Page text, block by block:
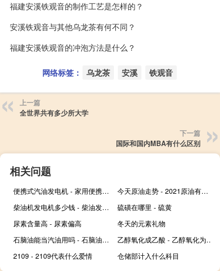
福建安溪铁观音的制作工艺是怎样的？
安溪铁观音与其他乌龙茶有何不同？
福建安溪铁观音的冲泡方法是什么？
网络标签： 乌龙茶 安溪 铁观音
上一篇
全世界共有多少所大学
下一篇
国际和国内MBA有什么区别
相关问题
便携式汽油发电机 - 家用便携式汽油发电机哪个好
今天原油走势 - 2021原油有没有望涨到100
柴油机发电机多少钱 - 柴油发电机组价格
硫磺在哪里 - 硫黄
尿素含量高 - 尿素偏高
冬天的元素礼物
石脑油能当汽油用吗 - 石脑油对汽车的危害
乙醇氧化成乙酸 - 乙醇氧化为乙酸的原理
2109 - 2109代表什么爱情
仓储部计入什么科目